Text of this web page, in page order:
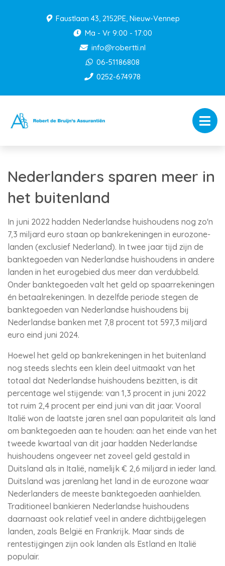
Faustlaan 43, 2152PE, Nieuw-Vennep
Ma - Vr 9:00 - 17:00
info@robertti.nl
06-51186808
0252-674978
Nederlanders sparen meer in
het buitenland
In juni 2022 hadden Nederlandse huishoudens nog zo'n
7,3 miljard euro staan op bankrekeningen in eurozone-
landen (exclusief Nederland). In twee jaar tijd zijn de
banktegoeden van Nederlandse huishoudens in andere
landen in het eurogebied dus meer dan verdubbeld.
Onder banktegoeden valt het geld op spaarrekeningen
én betaalrekeningen. In dezelfde periode stegen de
banktegoeden van Nederlandse huishoudens bij
Nederlandse banken met 7,8 procent tot 597,3 miljard
euro eind juni 2024.
Hoewel het geld op bankrekeningen in het buitenland
nog steeds slechts een klein deel uitmaakt van het
totaal dat Nederlandse huishoudens bezitten, is dit
percentage wel stijgende: van 1,3 procent in juni 2022
tot ruim 2,4 procent per eind juni van dit jaar. Vooral
Italië won de laatste jaren snel aan populariteit als land
om banktegoeden aan te houden: aan het einde van het
tweede kwartaal van dit jaar hadden Nederlandse
huishoudens ongeveer net zoveel geld gestald in
Duitsland als in Italië, namelijk € 2,6 miljard in ieder land.
Duitsland was jarenlang het land in de eurozone waar
Nederlanders de meeste banktegoeden aanhielden.
Traditioneel bankieren Nederlandse huishoudens
daarnaast ook relatief veel in andere dichtbijgelegen
landen, zoals België en Frankrijk. Maar sinds de
rentestijgingen zijn ook landen als Estland en Italië
populair.